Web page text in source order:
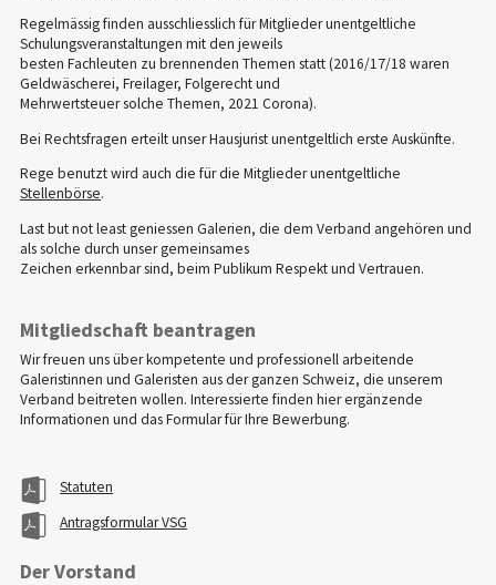
Regelmässig finden ausschliesslich für Mitglieder unentgeltliche
Schulungsveranstaltungen mit den jeweils
besten Fachleuten zu brennenden Themen statt (2016/17/18 waren
Geldwäscherei, Freilager, Folgerecht und
Mehrwertsteuer solche Themen, 2021 Corona).
Bei Rechtsfragen erteilt unser Hausjurist unentgeltlich erste Auskünfte.
Rege benutzt wird auch die für die Mitglieder unentgeltliche
Stellenbörse.
Last but not least geniessen Galerien, die dem Verband angehören und
als solche durch unser gemeinsames
Zeichen erkennbar sind, beim Publikum Respekt und Vertrauen.
Mitgliedschaft beantragen
Wir freuen uns über kompetente und professionell arbeitende
Galeristinnen und Galeristen aus der ganzen Schweiz, die unserem
Verband beitreten wollen. Interessierte finden hier ergänzende
Informationen und das Formular für Ihre Bewerbung.
Statuten
Antragsformular VSG
Der Vorstand